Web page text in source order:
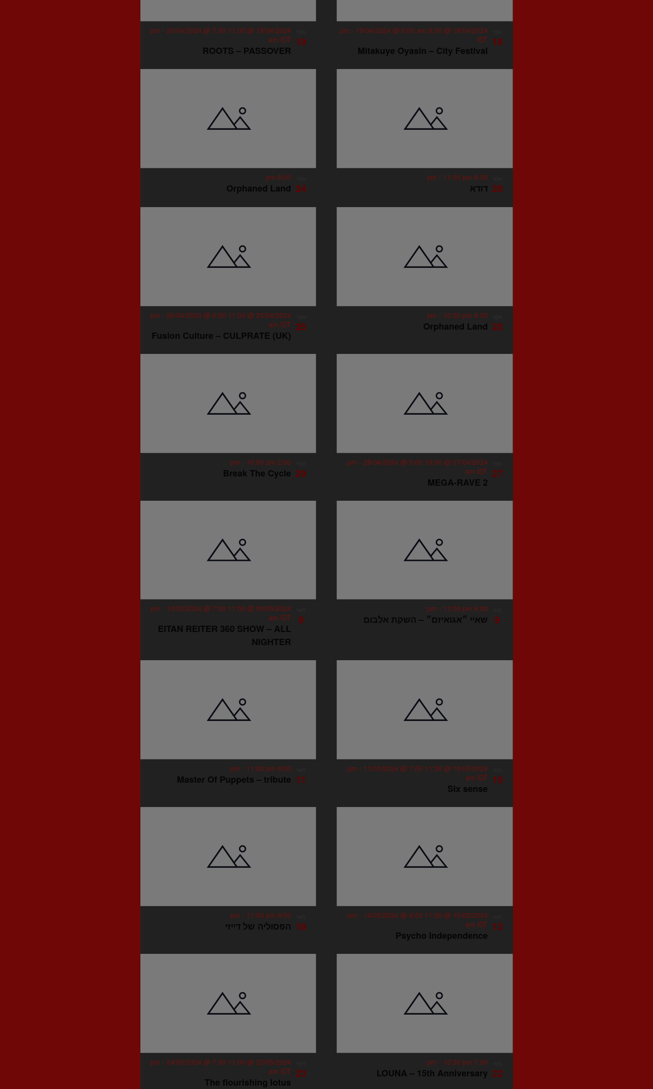
18
Mitakuye Oyasin – City Festival
18/04/2024 @ 8:00 pm
- 19/04/2024 @ 6:00 am
IDT
19
ROOTS – PASSOVER
19/04/2024 @ 11:00 pm
- 20/04/2024 @ 7:00
am IDT
20 דודא
8:30 pm
- 11:00 pm
24
Orphaned Land
8:00 pm
25
Orphaned Land
8:00 pm
- 10:30 pm
25
Fusion Culture – CULPRATE (UK)
25/04/2024 @ 11:00 pm
- 26/04/2024 @ 6:00
am IDT
27
2 MEGA-RAVE
27/04/2024 @ 10:00 pm
- 28/04/2024 @ 5:00
am IDT
29
Break The Cycle
2:00 pm
- 10:00 pm
9 שאיי ״אגואיזם״ – השקת אלבום
9:00 pm
- 11:00 pm
9
EITAN REITER 360 SHOW – ALL
NIGHTER
09/05/2024 @ 11:50 pm
- 10/05/2024 @ 7:00
am IDT
10
Six sense
10/05/2024 @ 11:30 pm
- 11/05/2024 @ 7:00
am IDT
11
Master Of Puppets – tribute
8:00 pm
- 11:00 pm
13
Psycho Independence
13/05/2024 @ 11:00 pm
- 14/05/2024 @ 6:00
am IDT
18 הפסוליה של דייזי
8:00 pm
- 11:00 pm
22
LOUNA – 15th Anniversary
7:00 pm
- 10:30 pm
23
The flourishing lotus
23/05/2024 @ 11:00 pm
- 24/05/2024 @ 7:00
am IDT